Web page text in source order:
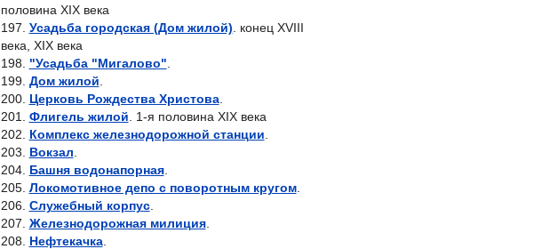
половина XIX века
Усадьба городская (Дом жилой) . конец XVIII
века, XIX века
"Усадьба "Мигалово"
Дом жилой
Церковь Рождества Христова.
Флигель жилой . 1-я половина XIX века
Комплекс железнодорожной станции
Вокзал
Башня водонапорная.
Локомотивное депо с поворотным кругом.
Служебный корпус.
Железнодорожная милиция.
Нефтекачка.